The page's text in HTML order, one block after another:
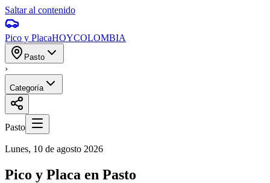
Saltar al contenido
Pico y PlacaHOYCOLOMBIA
Pasto
›
Categoría
Pasto
Lunes, 10 de agosto 2026
Pico y Placa en Pasto